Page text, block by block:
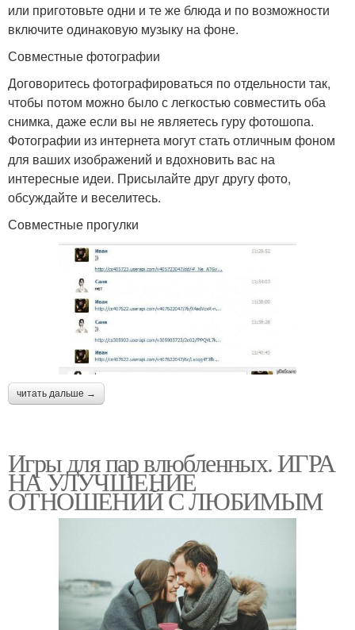
или приготовьте одни и те же блюда и по возможности
включите одинаковую музыку на фоне.
Совместные фотографии
Договоритесь фотографироваться по отдельности так,
чтобы потом можно было с легкостью совместить оба
снимка, даже если вы не являетесь гуру фотошопа.
Фотографии из интернета могут стать отличным фоном
для ваших изображений и вдохновить вас на
интересные идеи. Присылайте друг другу фото,
обсуждайте и веселитесь.
Совместные прогулки
читать дальше →
Игры для пар влюбленных. ИГРА
НА УЛУЧШЕНИЕ
ОТНОШЕНИЙ С ЛЮБИМЫМ